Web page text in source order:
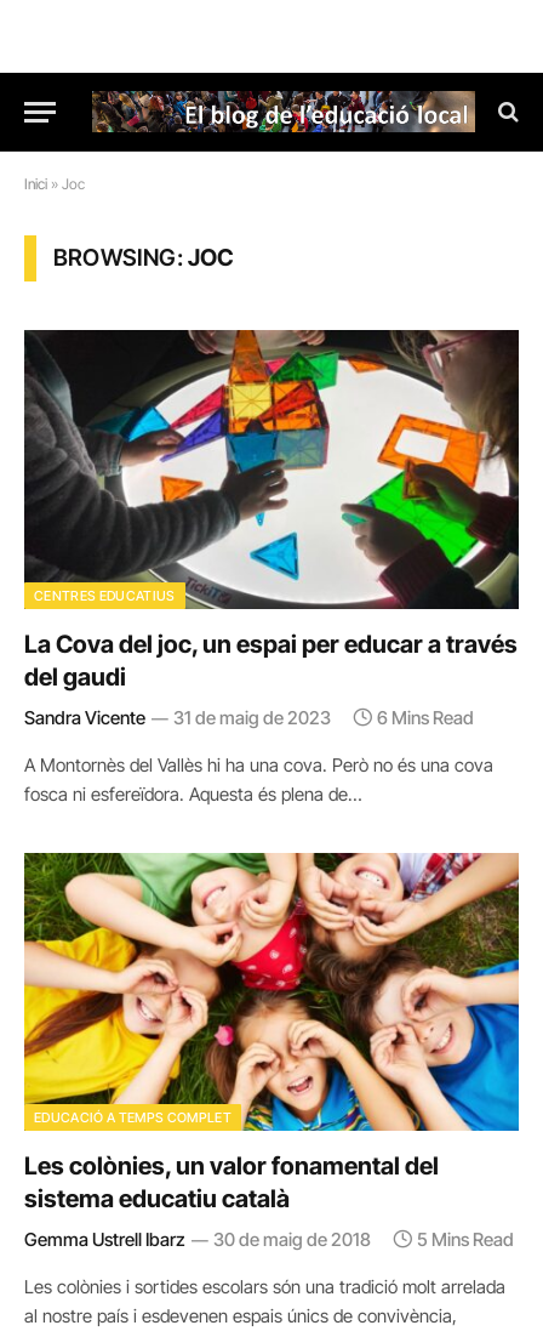
Inici » Joc
BROWSING:JOC
CENTRES EDUCATIUS
La Cova del joc, un espai per educar a través
del gaudi
Sandra Vicente 31 de maig de 2023 6 Mins Read
A Montornès del Vallès hi ha una cova. Però no és una cova
fosca ni esfereïdora. Aquesta és plena de…
EDUCACIÓ A TEMPS COMPLET
Les colònies, un valor fonamental del
sistema educatiu català
Gemma Ustrell Ibarz 30 de maig de 2018 5 Mins Read
Les colònies i sortides escolars són una tradició molt arrelada
al nostre país i esdevenen espais únics de convivència,